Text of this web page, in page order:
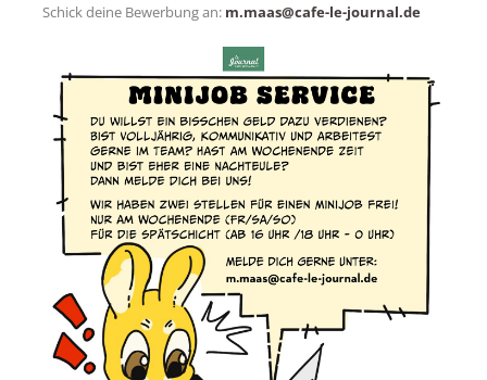
Schick deine Bewerbung an: m.maas@cafe-le-journal.de